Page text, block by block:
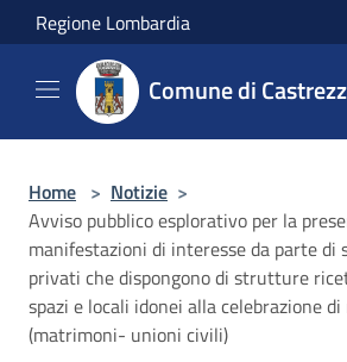
Salta al contenuto principale
Regione Lombardia
Comune di
Home > Notizie >
Avviso pubblico esplorativo per la
manifestazioni di interesse da parte di
privati che dispongono di strutture
spazi e locali idonei alla celebrazione
(matrimoni- unioni civili)